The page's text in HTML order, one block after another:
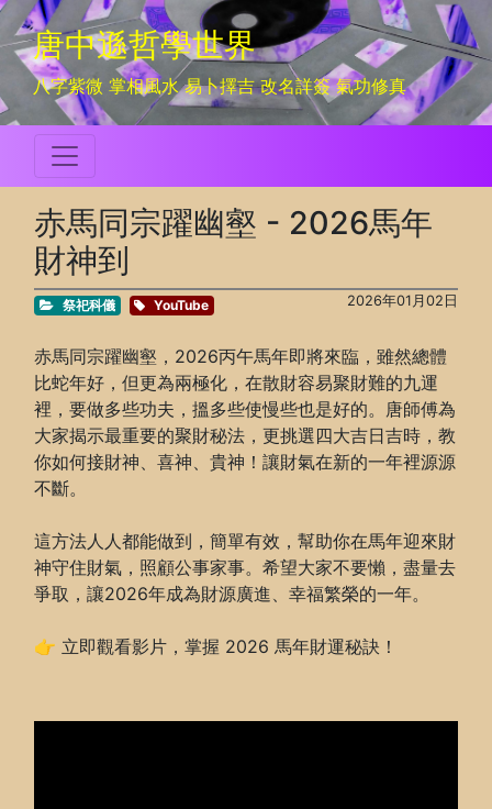
唐中遜哲學世界
八字紫微 掌相風水 易卜擇吉 改名詳簽 氣功修真
赤馬同宗躍幽壑 - 2026馬年
財神到
祭祀科儀 YouTube 2026年01月02日
赤馬同宗躍幽壑，2026丙午馬年即將來臨，雖然總體
比蛇年好，但更為兩極化，在散財容易聚財難的九運
裡，要做多些功夫，搵多些使慢些也是好的。唐師傅為
大家揭示最重要的聚財秘法，更挑選四大吉日吉時，教
你如何接財神、喜神、貴神！讓財氣在新的一年裡源源
不斷。
這方法人人都能做到，簡單有效，幫助你在馬年迎來財
神守住財氣，照顧公事家事。希望大家不要懶，盡量去
爭取，讓2026年成為財源廣進、幸福繁榮的一年。
👉 立即觀看影片，掌握 2026 馬年財運秘訣！